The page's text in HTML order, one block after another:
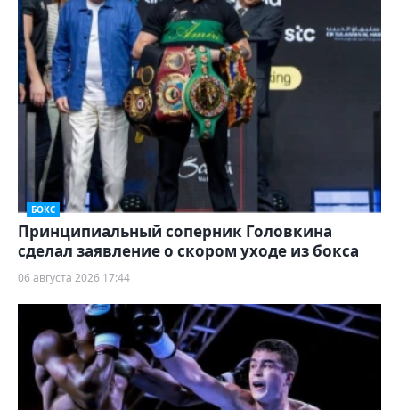
БОКС
Принципиальный соперник Головкина
сделал заявление о скором уходе из бокса
06 августа 2026 17:44